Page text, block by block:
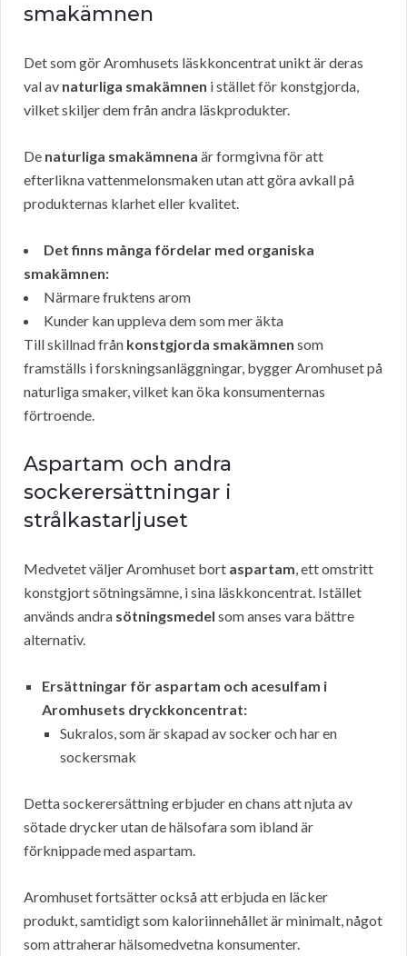
smakämnen
Det som gör Aromhusets läskkoncentrat unikt är deras
val av naturliga smakämnen i stället för konstgjorda,
vilket skiljer dem från andra läskprodukter.
De naturliga smakämnena är formgivna för att
efterlikna vattenmelonsmaken utan att göra avkall på
produkternas klarhet eller kvalitet.
Det finns många fördelar med organiska
smakämnen:
Närmare fruktens arom
Kunder kan uppleva dem som mer äkta
Till skillnad från konstgjorda smakämnen som
framställs i forskningsanläggningar, bygger Aromhuset på
naturliga smaker, vilket kan öka konsumenternas
förtroende.
Aspartam och andra
sockerersättningar i
strålkastarljuset
Medvetet väljer Aromhuset bort aspartam, ett omstritt
konstgjort sötningsämne, i sina läskkoncentrat. Istället
används andra sötningsmedel som anses vara bättre
alternativ.
Ersättningar för aspartam och acesulfam i
Aromhusets dryckkoncentrat:
Sukralos, som är skapad av socker och har en
sockersmak
Detta sockerersättning erbjuder en chans att njuta av
sötade drycker utan de hälsofara som ibland är
förknippade med aspartam.
Aromhuset fortsätter också att erbjuda en läcker
produkt, samtidigt som kaloriinnehållet är minimalt, något
som attraherar hälsomedvetna konsumenter.